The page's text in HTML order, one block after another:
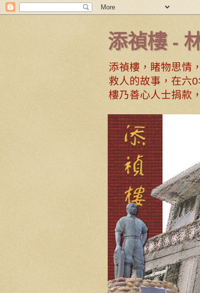
添禎樓 -
添禎樓，睹物思情
救人的故事，在六
樓乃善心人士捐款